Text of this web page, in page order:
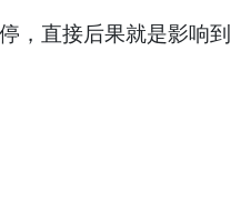
，直接后果就是影响到